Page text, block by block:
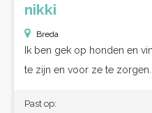
nikki
Breda
Ik ben gek op honden en
te zijn en voor ze te
Past op: